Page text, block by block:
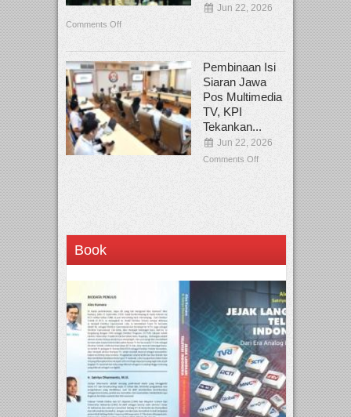
Jun 22, 2026
Comments Off
Pembinaan Isi
Siaran Jawa
Pos Multimedia
TV, KPI
Tekankan...
Jun 22, 2026
Comments Off
Book